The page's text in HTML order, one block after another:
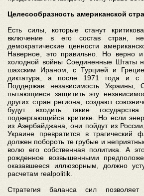
Целесообразность американской
Есть силы, которые станут
включение в его состав стран,
демократические ценности
Наверное, это правильно. Но верно
холодной войны Соединенные Штаты
шахским Ираном, с Турцией и
диктатура, а после 1971 года и с
Поддержав независимость Украины,
пытающиеся защитить эту
других стран региона, создают
будут входить такие
подвергающийся критике. Но если
из Азербайджана, они пойдут из
Украине превратится в трагический
должен побороть те грубые и
волю его собственная политика. А
рожденное возвышенными
оказавшееся иллюзорным, должно
расчетам realpolitik.
Стратегия баланса сил